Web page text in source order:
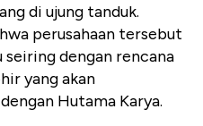
di ujung tanduk.
perusahaan tersebut
dengan rencana
yang akan
Hutama Karya.